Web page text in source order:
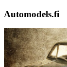
Automodels.fi